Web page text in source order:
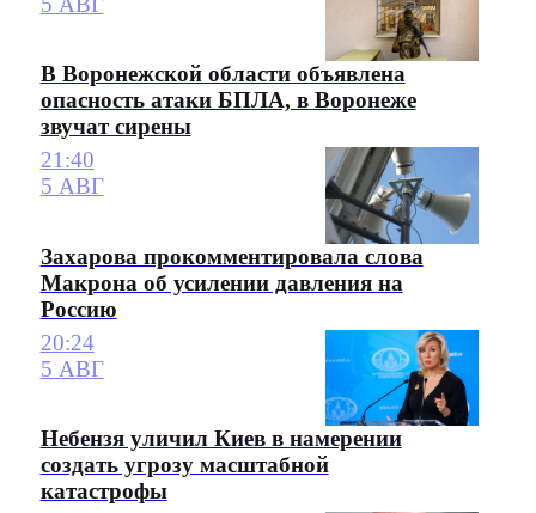
В Воронежской области объявлена
опасность атаки БПЛА, в Воронеже
звучат сирены
21:40
5 АВГ
Захарова прокомментировала слова
Макрона об усилении давления на
Россию
20:24
5 АВГ
Небензя уличил Киев в намерении
создать угрозу масштабной
катастрофы